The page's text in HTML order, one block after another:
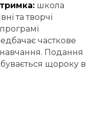
школа
та творчі
часткове
навчання. Подання
щороку в